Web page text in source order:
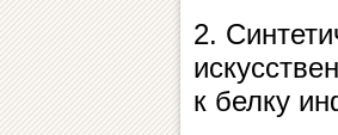
2.
к белку